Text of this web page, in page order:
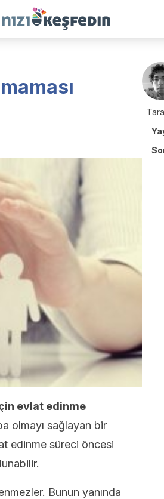
evlat edinme
olmayı sağlayan bir
edinme süreci öncesi
Bunun yanında